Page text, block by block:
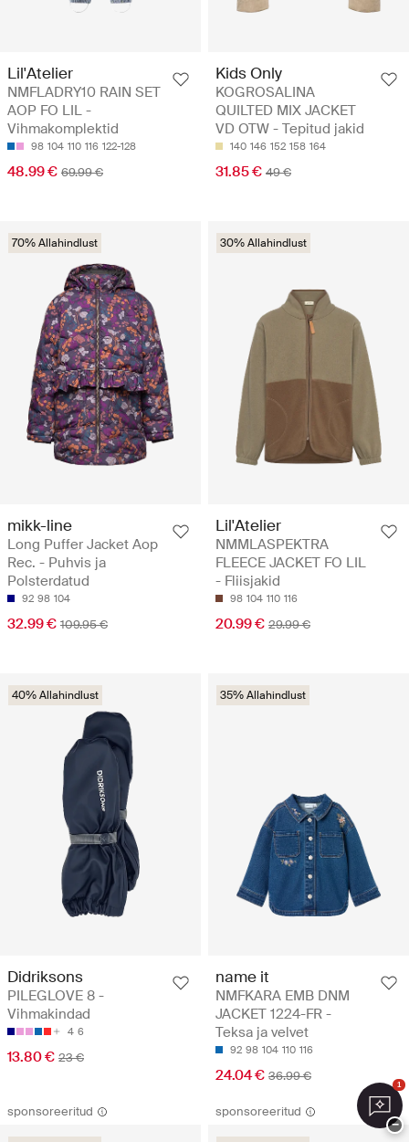
Lil'Atelier
NMFLADRY10 RAIN SET
AOP FO LIL -
Vihmakomplektid
98 104 110 116 122-128
48.99 € 69.99 €
Kids Only
KOGROSALINA
QUILTED MIX JACKET
VD OTW - Tepitud jakid
140 146 152 158 164
31.85 € 49 €
70% Allahindlust
mikk-line
Long Puffer Jacket Aop
Rec. - Puhvis ja
Polsterdatud
92 98 104
32.99 € 109.95 €
30% Allahindlust
Lil'Atelier
NMMLASPEKTRA
FLEECE JACKET FO LIL
- Fliisjakid
98 104 110 116
20.99 € 29.99 €
40% Allahindlust
Didriksons
PILEGLOVE 8 -
Vihmakindad
4 6
13.80 € 23 €
35% Allahindlust
name it
NMFKARA EMB DNM
JACKET 1224-FR -
Teksa ja velvet
92 98 104 110 116
24.04 € 36.99 €
sponsoreeritud sponsoreeritud
1
−